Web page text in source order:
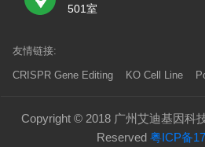
501室
友情链接:
CRISPR Gene Editing KO Cell Line
Copyright © 2018 广州艾迪基因科
Reserved 粤ICP备